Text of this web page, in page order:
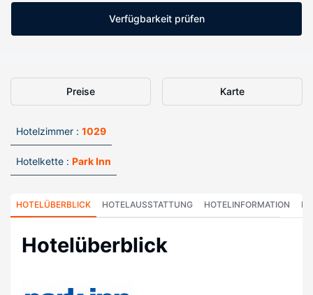
Verfügbarkeit prüfen
Preise Karte
Hotelzimmer : 1029
Hotelkette : Park Inn
HOTELÜBERBLICK HOTELAUSSTATTUNG HOTELINFORMATION
Hotelüberblick